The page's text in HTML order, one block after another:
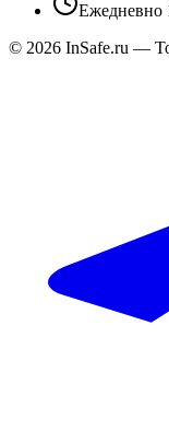
Ежедневно
© 2026 InSafe.ru —